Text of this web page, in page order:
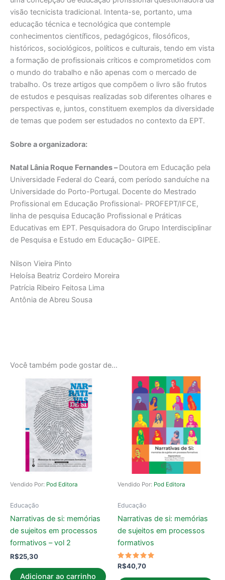
visão tecnicista tradicional. Intenta-se, portanto, uma
educação técnica e tecnológica que contemple
conhecimentos científicos, pedagógicos, filosóficos,
históricos, sociológicos, políticos e culturais, tendo em vista
a formação de profissionais críticos e comprometidos com
o mundo do trabalho e não apenas com o mercado de
trabalho. Os treze artigos que compõem o livro são frutos
de estudos e pesquisas realizadas sob diferentes olhares e
perspectivas e, juntos, constituem exemplos da diversidade
de temas que podem ser estudados no contexto da EPT.
Sobre a organizadora:
Natal Lânia Roque Fernandes –Doutora em Educação pela
Universidade Federal do Ceará, com período sanduíche na
Universidade do Porto-Portugal. Docente do Mestrado
Profissional em Educação Profissional- PROFEPT/IFCE,
linha de pesquisa Educação Profissional e Práticas
Educativas em EPT. Pesquisadora do Grupo Interdisciplinar
de Pesquisa e Estudo em Educação- GIPEE.
Nilson Vieira Pinto
Heloísa Beatriz Cordeiro Moreira
Patrícia Ribeiro Feitosa Lima
Antônia de Abreu Sousa
Você também pode gostar de…
Vendido Por: Pod Editora
Educação
Narrativas de si: memórias
de sujeitos em processos
formativos – vol 2
R$25,30
Adicionar ao carrinho
Vendido Por: Pod Editora
Educação
Narrativas de si: memórias
de sujeitos em processos
formativos
Avaliação
5.00
de 5
R$40,70